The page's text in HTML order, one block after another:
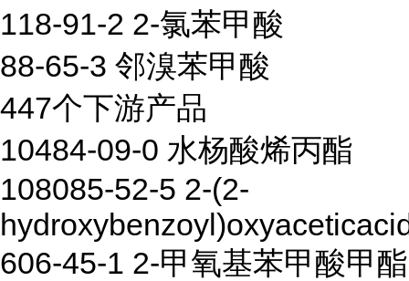
118-91-2 2-氯苯甲酸
88-65-3 邻溴苯甲酸
447个下游产品
10484-09-0 水杨酸烯丙酯
108085-52-5 2-(2-
606-45-1 2-甲氧基苯甲酸甲酯